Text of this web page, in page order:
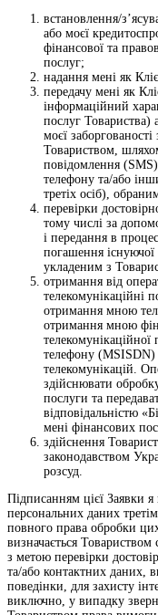
встановлення/
або моєї
фінансової та
послуг;
надання мені як
передачу мені як
інформаційний
послуг Товариства)
моєї
Товариством,
повідомлення
телефону та/або
третіх осіб),
перевірки
тому числі за
і передання в
погашення існуючої
укладеним з
отримання від
телекомунікаційні
отримання мною
отримання мною
телефону (MSISDN)
телекомунікацій.
здійснювати
послуги та
відповідальністю
мені фінансових
здійснення
законодавством
розсуд.
Підписанням цієї Заявки
персональних даних
повного права обробки
визначається
з метою перевірки
та/або контактних даних,
поведінки, для захисту
виключно, у випадку